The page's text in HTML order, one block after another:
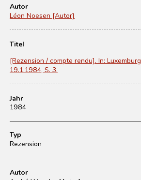
Autor
Léon Noesen [Autor]
Titel
[Rezension / compte rendu]. In:
19.1.1984, S. 3.
Jahr
1984
Typ
Rezension
Autor